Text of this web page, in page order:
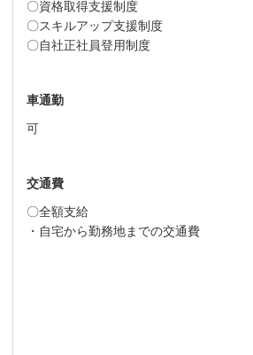
〇資格取得支援制度
〇スキルアップ支援制度
〇自社正社員登用制度
車通勤
可
交通費
〇全額支給
・自宅から勤務地までの交通費